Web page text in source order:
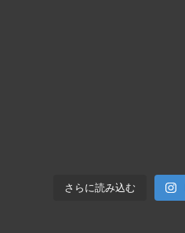
さらに読み込む